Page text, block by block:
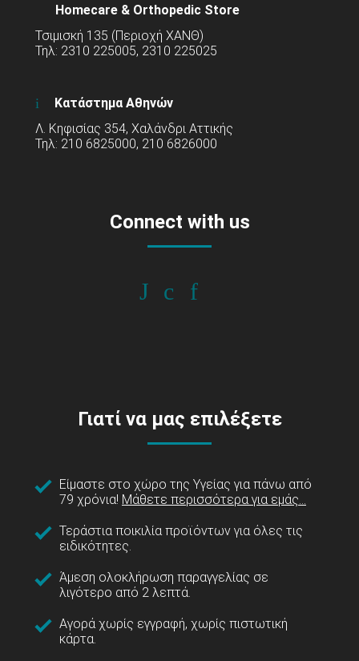
Homecare & Orthopedic Store
Τσιμισκή 135 (Περιοχή ΧΑΝΘ)
Τηλ: 2310 225005, 2310 225025
Κατάστημα Αθηνών
Λ. Κηφισίας 354, Χαλάνδρι Αττικής
Τηλ: 210 6825000, 210 6826000
Connect with us
Γιατί να μας επιλέξετε
Είμαστε στο χώρο της Υγείας για πάνω από
79 χρόνια! Μάθετε περισσότερα για εμάς...
Τεράστια ποικιλία προϊόντων για όλες τις
ειδικότητες.
Άμεση ολοκλήρωση παραγγελίας σε
λιγότερο από 2 λεπτά.
Αγορά χωρίς εγγραφή, χωρίς πιστωτική
κάρτα.